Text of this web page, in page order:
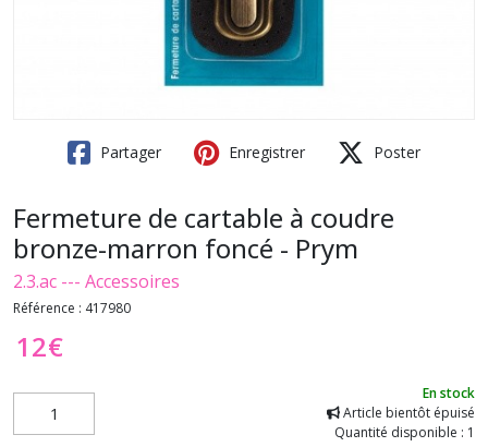
Partager Enregistrer Poster
Fermeture de cartable à coudre
bronze-marron foncé - Prym
2.3.ac --- Accessoires
Référence : 417980
12€
En stock
Article bientôt épuisé
Quantité disponible : 1